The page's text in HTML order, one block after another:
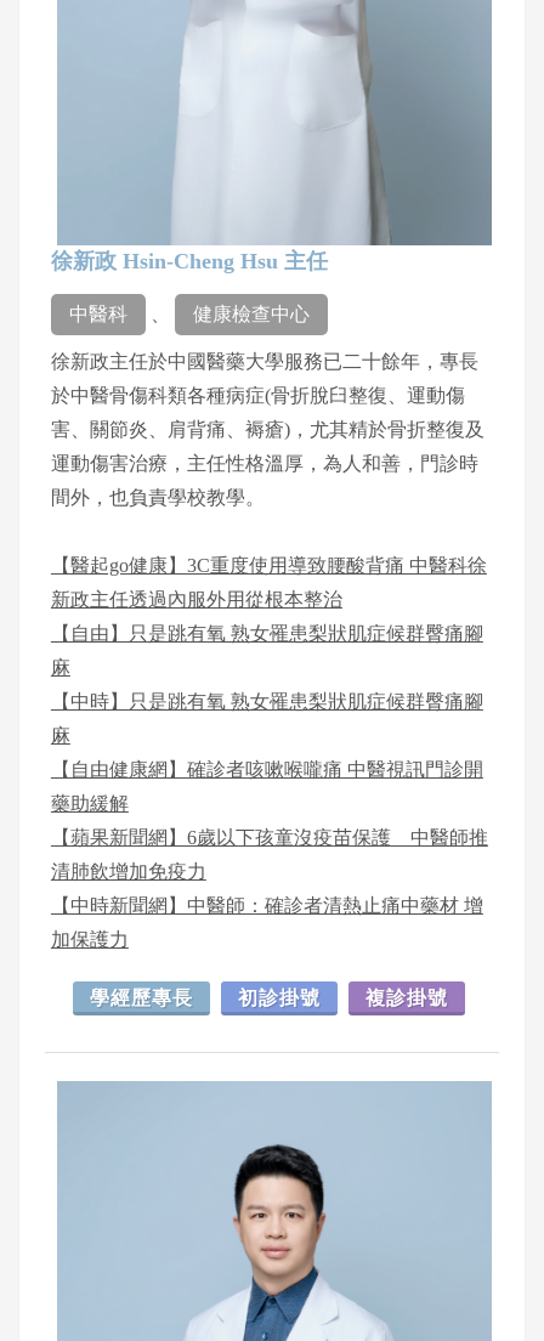
徐新政 Hsin-Cheng Hsu 主任
中醫科 、 健康檢查中心
徐新政主任於中國醫藥大學服務已二十餘年，專長
於中醫骨傷科類各種病症(骨折脫臼整復、運動傷
害、關節炎、肩背痛、褥瘡)，尤其精於骨折整復及
運動傷害治療，主任性格溫厚，為人和善，門診時
間外，也負責學校教學。
【醫起go健康】3C重度使用導致腰酸背痛 中醫科徐
新政主任透過內服外用從根本整治
【自由】只是跳有氧 熟女罹患梨狀肌症候群臀痛腳
麻
【中時】只是跳有氧 熟女罹患梨狀肌症候群臀痛腳
麻
【自由健康網】確診者咳嗽喉嚨痛 中醫視訊門診開
藥助緩解
【蘋果新聞網】6歲以下孩童沒疫苗保護 中醫師推
清肺飲增加免疫力
【中時新聞網】中醫師：確診者清熱止痛中藥材 增
加保護力
學經歷專長 初診掛號 複診掛號